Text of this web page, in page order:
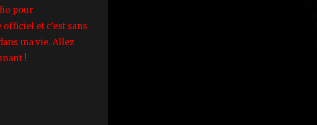
pour
et c’est sans
ma vie. Allez
!